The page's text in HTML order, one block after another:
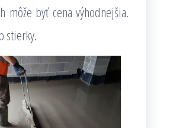
môže byť cena výhodnejšia.
stierky.